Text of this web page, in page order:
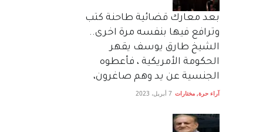
بعد معارك قضائية طاحنة كتب
وترافع فيها بنفسه مرة اخرى..
الشيخ طارق يوسف يقهر
الحكومة الأمريكية ، فأعطوه
الجنسية عن يد وهم صاغرون،
آراء حرة, مختارات 7 أبريل، 2023